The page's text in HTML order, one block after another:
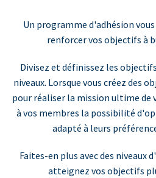
Un programme d'adhésion
renforcer vos objectifs à
Divisez et définissez les
niveaux. Lorsque vous créez des
pour réaliser la mission ultime de
à vos membres la possibilité
adapté à leurs
Faites-en plus avec des niveaux
atteignez vos objectifs